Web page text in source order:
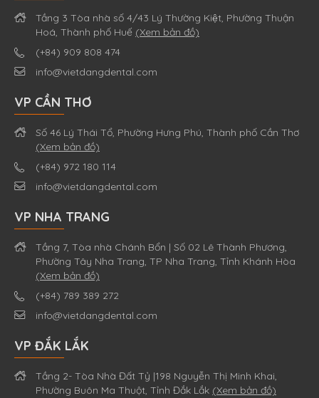
Tầng 3 Tòa nhà số 4/43 Lý Thường Kiệt, Phường Thuận
Hoá, Thành phố Huế (Xem bản đồ)
(+84) 909 808 474
info@vietdangdental.com
VP CẦN THƠ
Số 46 Lý Thái Tổ, Phường Hưng Phú, Thành phố Cần Thơ
(Xem bản đồ)
(+84) 972 180 114
info@vietdangdental.com
VP NHA TRANG
Tầng 7, Tòa nhà Chánh Bổn | Số 02 Lê Thành Phương,
Phường Tây Nha Trang, TP Nha Trang, Tỉnh Khánh Hòa
(Xem bản đồ)
(+84) 789 389 272
info@vietdangdental.com
VP ĐẮK LẮK
Tầng 2- Tòa Nhà Đất Tỷ |198 Nguyễn Thị Minh Khai,
Phường Buôn Ma Thuột, Tỉnh Đắk Lắk (Xem bản đồ)